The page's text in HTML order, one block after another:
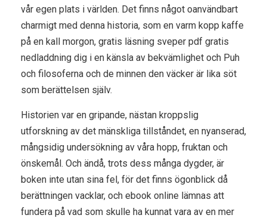
vår egen plats i världen. Det finns något oanvändbart
charmigt med denna historia, som en varm kopp kaffe
på en kall morgon, gratis läsning sveper pdf gratis
nedladdning dig i en känsla av bekvämlighet och Puh
och filosoferna och de minnen den väcker är lika söt
som berättelsen själv.
Historien var en gripande, nästan kroppslig
utforskning av det mänskliga tillståndet, en nyanserad,
mångsidig undersökning av våra hopp, fruktan och
önskemål. Och ändå, trots dess många dygder, är
boken inte utan sina fel, för det finns ögonblick då
berättningen vacklar, och ebook online lämnas att
fundera på vad som skulle ha kunnat vara av en mer